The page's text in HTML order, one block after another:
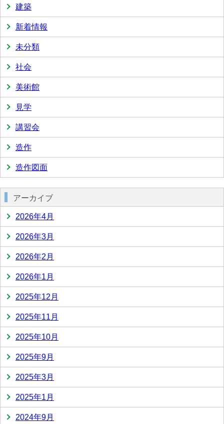
建築
新着情報
未分類
社会
美術館
見学
講習会
造作
造作図面
アーカイブ
2026年4月
2026年3月
2026年2月
2026年1月
2025年12月
2025年11月
2025年10月
2025年9月
2025年3月
2025年1月
2024年9月